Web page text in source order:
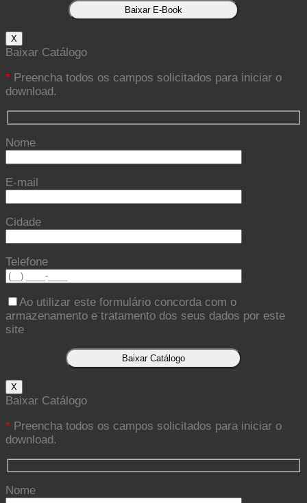
X
Baixar Catálogo
* Preencha todos os campos solicitados para iniciar o
download.
Nome
E-mail
Cidade
Telefone
Ao utilizar este formulário concorda com o
armazenamento e tratamento dos seus dados por este
site
X
Baixar Catálogo
* Preencha todos os campos solicitados para iniciar o
download.
Nome